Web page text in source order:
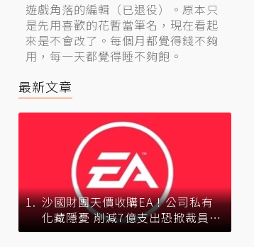
遊戲角落的編輯（已退役）。原本只
是先用喜歡的花暫當筆名，現在看起
來是不會改了。每個月都覺得錢不夠
用，每一天都覺得睡不夠飽。
最新文章
沙國財團天價收購EA！公司私有
化藏隱憂 削減7億支出恐掀裁員風
暴？